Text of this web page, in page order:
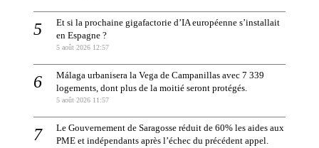
Et si la prochaine gigafactorie d’IA européenne s’installait
en Espagne ?
5 août 2026 12:57
Málaga urbanisera la Vega de Campanillas avec 7 339
logements, dont plus de la moitié seront protégés.
5 août 2026 11:57
Le Gouvernement de Saragosse réduit de 60% les aides aux
PME et indépendants après l’échec du précédent appel.